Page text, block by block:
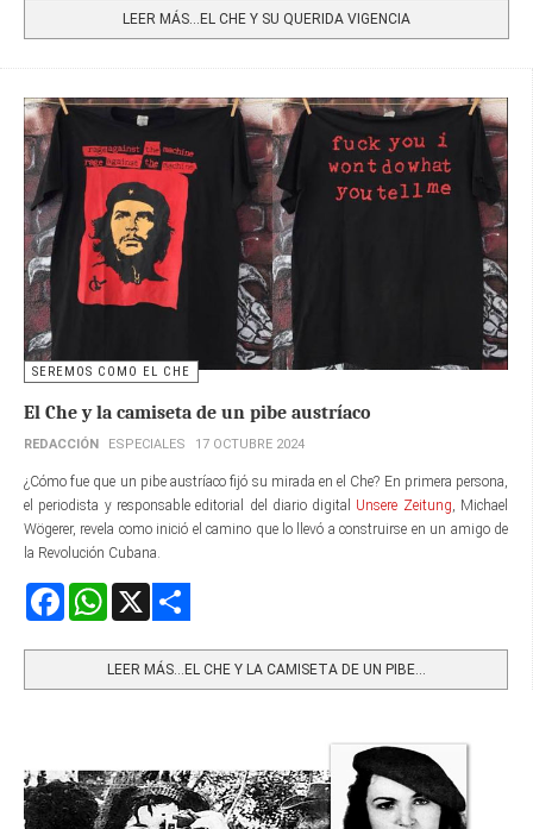
LEER MÁS…EL CHE Y SU QUERIDA VIGENCIA
SEREMOS COMO EL CHE
El Che y la camiseta de un pibe austríaco
REDACCIÓN ESPECIALES 17 OCTUBRE 2024
¿Cómo fue que un pibe austríaco fijó su mirada en el Che? En primera persona,
el periodista y responsable editorial del diario digital Unsere Zeitung, Michael
Wögerer, revela como inició el camino que lo llevó a construirse en un amigo de
la Revolución Cubana.
FacebookWhatsApp
LEER MÁS…EL CHE Y LA CAMISETA DE UN PIBE...